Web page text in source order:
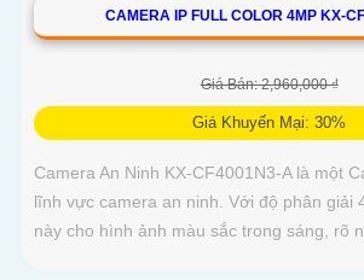
CAMERA IP FULL COLOR 4MP KX-
Giá Bán: 2,960,000 ₫
Giá Khuyến Mại: 30%
Camera An Ninh KX-CF4001N3-A là một
lĩnh vực camera an ninh. Với độ phân giải
này cho hình ảnh màu sắc trong sáng, rõ